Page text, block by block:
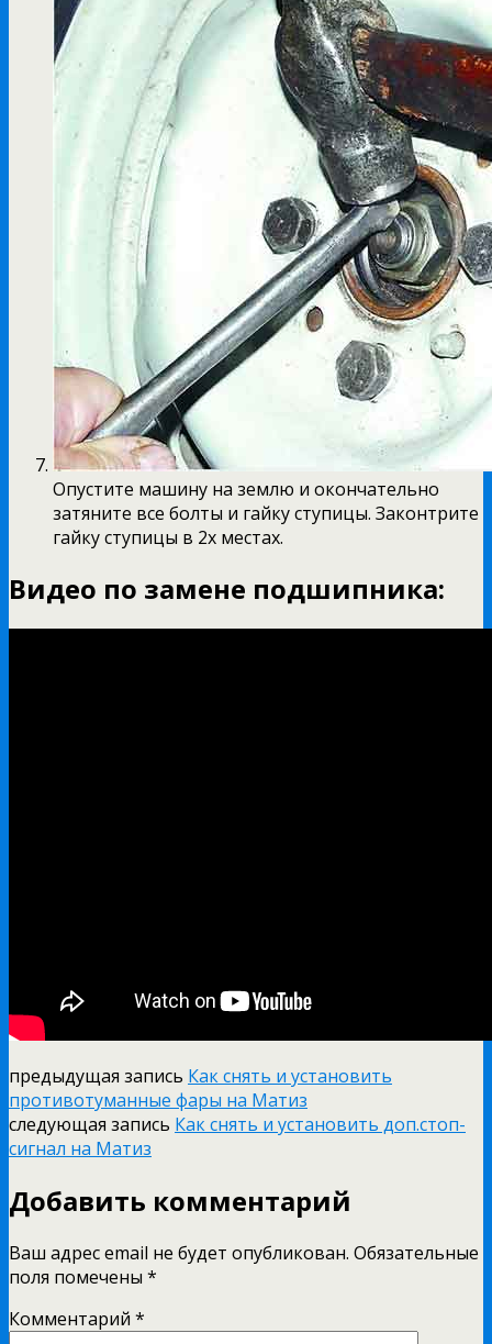
Опустите машину на землю и окончательно
затяните все болты и гайку ступицы. Законтрите
гайку ступицы в 2х местах.
Видео по замене подшипника:
предыдущая запись Как снять и установить
противотуманные фары на Матиз
следующая запись Как снять и установить доп.стоп-
сигнал на Матиз
Добавить комментарий
Ваш адрес email не будет опубликован. Обязательные
поля помечены *
Комментарий *